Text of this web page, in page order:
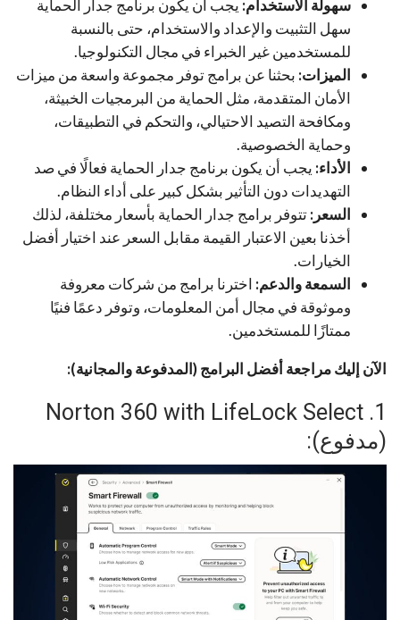
سهولة الاستخدام: يجب أن يكون برنامج جدار الحماية
سهل التثبيت والإعداد والاستخدام، حتى بالنسبة
للمستخدمين غير الخبراء في مجال التكنولوجيا.
الميزات: بحثنا عن برامج توفر مجموعة واسعة من ميزات
الأمان المتقدمة، مثل الحماية من البرمجيات الخبيثة،
ومكافحة التصيد الاحتيالي، والتحكم في التطبيقات،
وحماية الخصوصية.
الأداء: يجب أن يكون برنامج جدار الحماية فعالًا في صد
التهديدات دون التأثير بشكل كبير على أداء النظام.
السعر:تتوفر برامج جدار الحماية بأسعار مختلفة، لذلك
أخذنا بعين الاعتبار القيمة مقابل السعر عند اختيار أفضل
الخيارات.
السمعة والدعم: اخترنا برامج من شركات معروفة
وموثوقة في مجال أمن المعلومات، وتوفر دعمًا فنيًا
ممتازًا للمستخدمين.
الآن إليك مراجعة أفضل البرامج (المدفوعة والمجانية):
1. Norton 360 with LifeLock Select
(مدفوع):